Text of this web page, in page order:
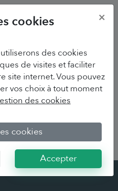
cookies ×
des cookies
de visites et faciliter
site internet. Vous pouvez
vos choix à tout moment
des cookies
cookies
Accepter